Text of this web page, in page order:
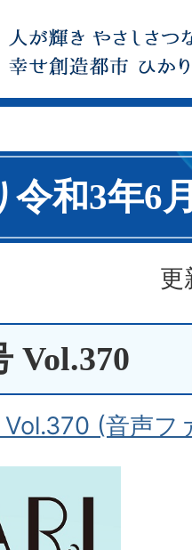
令和3年6
更
Vol.370
(音声フ